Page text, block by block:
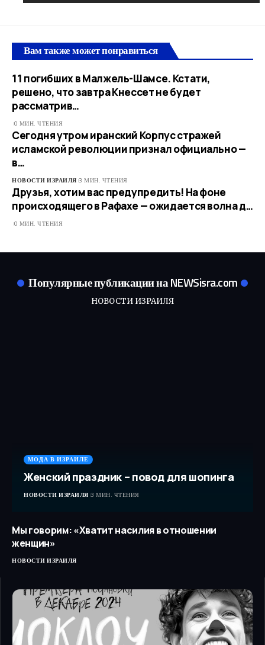
Вам также может понравиться
11 погибших в Малжель-Шамсе. Кстати,
решено, что завтра Кнессет не будет
рассматрив…
0 МИН. ЧТЕНИЯ
Сегодня утром иранский Корпус стражей
исламской революции признал официально —
в…
НОВОСТИ ИЗРАИЛЯ 3 МИН. ЧТЕНИЯ
Друзья, хотим вас предупредить! На фоне
происходящего в Рафахе — ожидается волна д…
0 МИН. ЧТЕНИЯ
Популярные публикации на NEWSisra.com
НОВОСТИ ИЗРАИЛЯ
МОДА В ИЗРАИЛЕ
Женский праздник – повод для шопинга
НОВОСТИ ИЗРАИЛЯ 3 МИН. ЧТЕНИЯ
Мы говорим: «Хватит насилия в отношении
женщин»
НОВОСТИ ИЗРАИЛЯ